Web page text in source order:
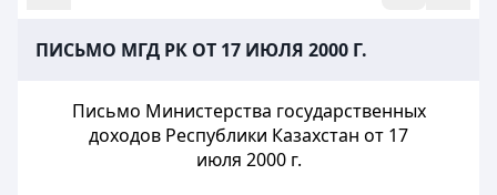
ПИСЬМО МГД РК ОТ 17 ИЮЛЯ 2000 Г.
Письмо Министерства государственных
доходов Республики Казахстан от 17
июля 2000 г.